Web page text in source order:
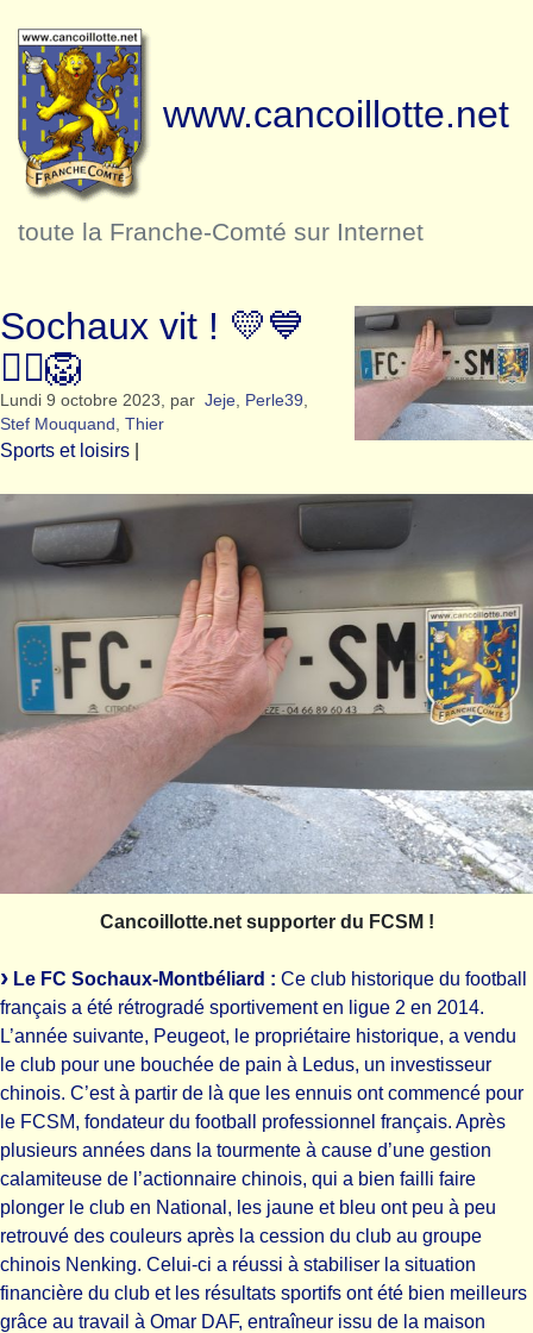
www.cancoillotte.net
toute la Franche-Comté sur Internet
Sochaux vit ! 💛💙
✌🏻🦁
Lundi 9 octobre 2023, par Jeje, Perle39,
Stef Mouquand , Thier
Sports et loisirs
Cancoillotte.net supporter du FCSM !
Le FC Sochaux-Montbéliard : Ce club historique du football
français a été rétrogradé sportivement en ligue 2 en 2014.
L’année suivante, Peugeot, le propriétaire historique, a vendu
le club pour une bouchée de pain à Ledus, un investisseur
chinois. C’est à partir de là que les ennuis ont commencé pour
le FCSM, fondateur du football professionnel français. Après
plusieurs années dans la tourmente à cause d’une gestion
calamiteuse de l’actionnaire chinois, qui a bien failli faire
plonger le club en National, les jaune et bleu ont peu à peu
retrouvé des couleurs après la cession du club au groupe
chinois Nenking. Celui-ci a réussi à stabiliser la situation
financière du club et les résultats sportifs ont été bien meilleurs
grâce au travail à Omar DAF, entraîneur issu de la maison